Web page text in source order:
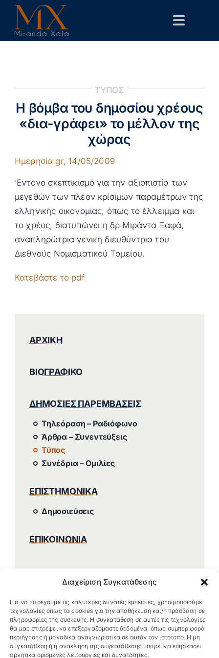
Διαχείριση Συγκατάθεσης
Για να παρέχουμε τις καλύτερες δυνατές εμπειρίες, χρησιμοποιούμε
τεχνολογίες όπως τα cookies για την αποθήκευση και/ή πρόσβαση σε
πληροφορίες της συσκευής. Η συγκατάθεση σε αυτές τις τεχνολογίες
θα μας επιτρέψει να επεξεργαζόμαστε δεδομένα, όπως συμπεριφορά
περιήγησης ή μοναδικά αναγνωριστικά σε αυτόν τον ιστότοπο. Η μη
συγκατάθεση ή η ανάκληση της συγκατάθεσης μπορεί να επηρεάσει
αρνητικά ορισμένες λειτουργίες και δυνατότητες.
Skip
content
Toggle
Αρχική
Δημόσιες Παρεμβάσεις
Επιστημονικά
ΤΥΠΟΣ
Η βόμβα του δημοσίου χρέους
«δια-γράφει» το μέλλον της
χώρας
Ημερησία.gr, 14/05/2009
‘Εντονο σκεπτικισμό για την αξιοπιστία των
μεγεθών των πλέον κρίσιμων παραμέτρων της
ελληνικής οικονομίας, όπως το έλλειμμα και
το χρέος, διατυπώνει η δρ Μιράντα Ξαφά,
αναπληρώτρια γενική διευθύντρια του
Διεθνούς Νομισματικού Ταμείου.
Κατεβάστε το pdf
ΑΡΧΙΚΗ
ΒΙΟΓΡΑΦΙΚΟ
ΔΗΜΟΣΙΕΣ ΠΑΡΕΜΒΑΣΕΙΣ
Τηλεόραση – Ραδιόφωνο
Άρθρα – Συνεντεύξεις
Τύπος
Συνέδρια – Ομιλίες
ΕΠΙΣΤΗΜΟΝΙΚΑ
Δημοσιεύσεις
ΕΠΙΚΟΙΝΩΝΙΑ